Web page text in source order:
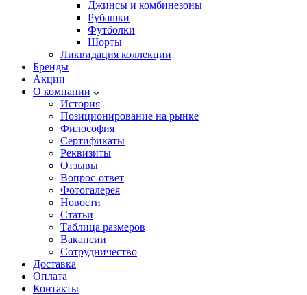
Джинсы и комбинезоны
Рубашки
Футболки
Шорты
Ликвидация коллекции
Бренды
Акции
О компании
История
Позиционирование на рынке
Философия
Сертификаты
Реквизиты
Отзывы
Вопрос-ответ
Фотогалерея
Новости
Статьи
Таблица размеров
Вакансии
Сотрудничество
Доставка
Оплата
Контакты